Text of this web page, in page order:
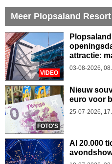
Meer Plopsaland
VIDEO
attractie:
03-08-2026,
FOTO'S
Nieuw
euro voor
25-07-2026,
Al 20.000